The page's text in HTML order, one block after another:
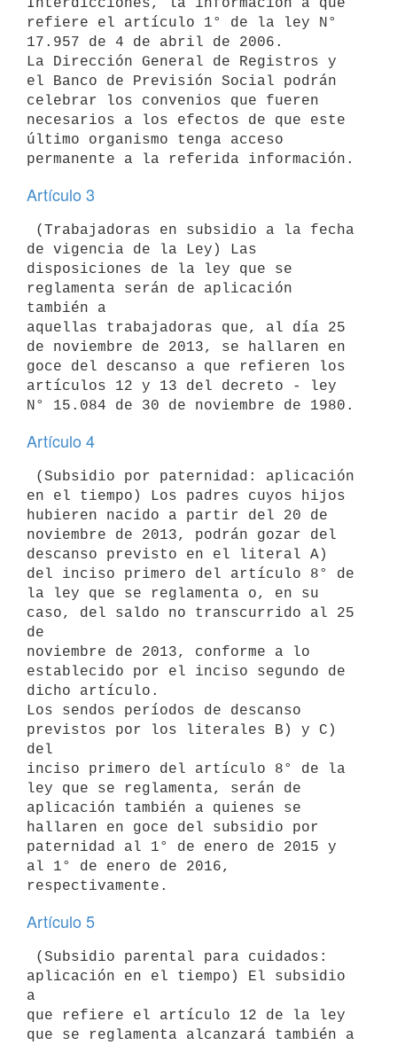
refiere el artículo 1° de la ley N°
17.957 de 4 de abril de 2006.
La Dirección General de Registros y
el Banco de Previsión Social podrán
celebrar los convenios que fueren
necesarios a los efectos de que este
último organismo tenga acceso
Artículo 3
de vigencia de la Ley) Las
disposiciones de la ley que se
reglamenta serán de aplicación
también a
aquellas trabajadoras que, al día 25
de noviembre de 2013, se hallaren en
goce del descanso a que refieren los
artículos 12 y 13 del decreto - ley
Artículo 4
en el tiempo) Los padres cuyos hijos
hubieren nacido a partir del 20 de
noviembre de 2013, podrán gozar del
descanso previsto en el literal A)
del inciso primero del artículo 8° de
la ley que se reglamenta o, en su
caso, del saldo no transcurrido al 25
de
noviembre de 2013, conforme a lo
establecido por el inciso segundo de
dicho artículo.
Los sendos períodos de descanso
previstos por los literales B) y C)
del
inciso primero del artículo 8° de la
ley que se reglamenta, serán de
aplicación también a quienes se
hallaren en goce del subsidio por
paternidad al 1° de enero de 2015 y
al 1° de enero de 2016,
Artículo 5
aplicación en el tiempo) El subsidio
a
que refiere el artículo 12 de la ley
que se reglamenta alcanzará también a